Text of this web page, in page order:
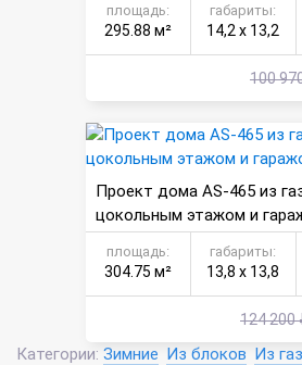
площадь:
295.88 м²
габариты:
14,2 х 13,2
100
Проект дома AS-465 из
цокольным этажом и
площадь:
304.75 м²
габариты:
13,8 х 13,8
124 200
Категории: Зимние Из блоков Из